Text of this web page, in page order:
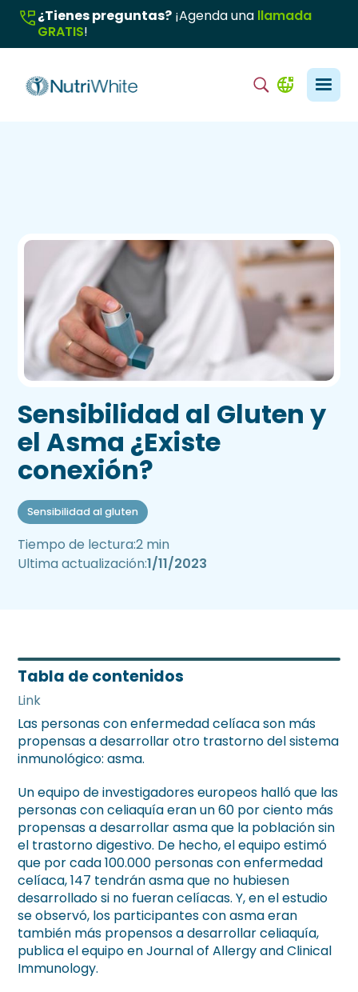
¿Tienes preguntas? ¡Agenda una llamada
GRATIS!
Sensibilidad al Gluten y
el Asma ¿Existe
conexión?
Sensibilidad al gluten
Tiempo de lectura:2 min
Ultima actualización:1/11/2023
Tabla de contenidos
Link
Las personas con enfermedad celíaca son más
propensas a desarrollar otro trastorno del sistema
inmunológico: asma.
Un equipo de investigadores europeos halló que las
personas con celiaquía eran un 60 por ciento más
propensas a desarrollar asma que la población sin
el trastorno digestivo. De hecho, el equipo estimó
que por cada 100.000 personas con enfermedad
celíaca, 147 tendrán asma que no hubiesen
desarrollado si no fueran celíacas. Y, en el estudio
se observó, los participantes con asma eran
también más propensos a desarrollar celiaquía,
publica el equipo en Journal of Allergy and Clinical
Immunology.